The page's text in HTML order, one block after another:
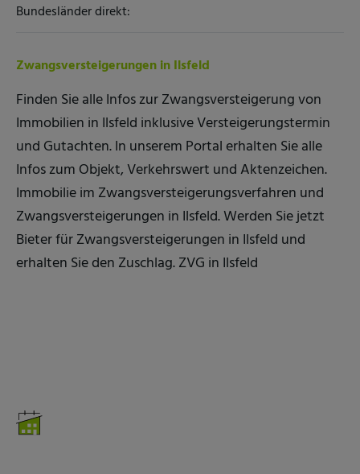
Bundesländer direkt:
Zwangsversteigerungen in Ilsfeld
Finden Sie alle Infos zur Zwangsversteigerung von
Immobilien in Ilsfeld inklusive Versteigerungstermin
und Gutachten. In unserem Portal erhalten Sie alle
Infos zum Objekt, Verkehrswert und Aktenzeichen.
Immobilie im Zwangsversteigerungsverfahren und
Zwangsversteigerungen in Ilsfeld. Werden Sie jetzt
Bieter für Zwangsversteigerungen in Ilsfeld und
erhalten Sie den Zuschlag. ZVG in Ilsfeld